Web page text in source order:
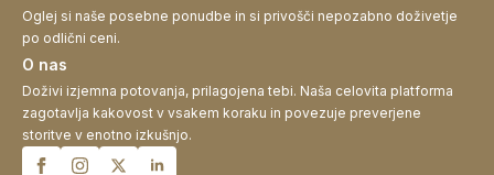
O nas
Doživi izjemna potovanja, prilagojena tebi. Naša celovita platforma
zagotavlja kakovost v vsakem koraku in povezuje preverjene
storitve v enotno izkušnjo.
Oglej si naše posebne ponudbe in si privošči nepozabno doživetje
po odlični ceni.